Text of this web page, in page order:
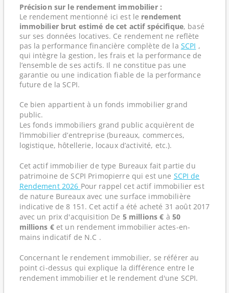
Précision sur le rendement immobilier :
Le rendement mentionné ici est le rendement
immobilier brut estimé de cet actif spécifique, basé
sur ses données locatives. Ce rendement ne reflète
pas la performance financière complète de la SCPI ,
qui intègre la gestion, les frais et la performance de
l’ensemble de ses actifs. Il ne constitue pas une
garantie ou une indication fiable de la performance
future de la SCPI.
Ce bien appartient à un fonds immobilier grand
public.
Les fonds immobiliers grand public acquièrent de
l’immobilier d’entreprise (bureaux, commerces,
logistique, hôtellerie, locaux d’activité, etc.).
Cet actif immobilier de type Bureaux fait partie du
patrimoine de SCPI Primopierre qui est une SCPI de
Rendement 2026 Pour rappel cet actif immobilier est
de nature Bureaux avec une surface immobilière
indicative de 8 151. Cet actif a été acheté 31 août 2017
avec un prix d'acquisition De 5 millions € à 50
millions €et un rendement immobilier actes-en-
mains indicatif de N.C .
Concernant le rendement immobilier, se référer au
point ci-dessus qui explique la différence entre le
rendement immobilier et le rendement d'une SCPI.